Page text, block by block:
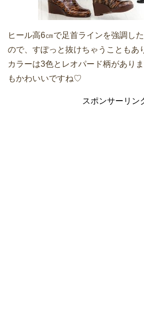
ヒール高6㎝で足首ラインを強調し
ので、すぽっと抜けちゃうことも
カラーは3色とレオパード柄があり
もかわいいですね♡
スポンサーリン